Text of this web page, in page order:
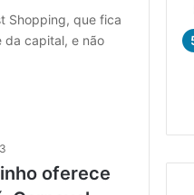
Shopping, que fica
da capital, e não
oferece